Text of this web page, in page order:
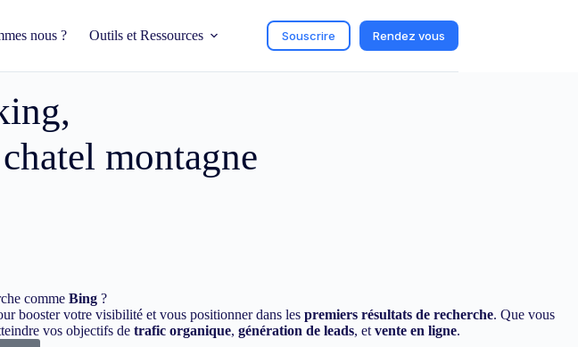
nous ? Outils et Ressources Souscrire Rendez vous
montagne
comme Bing ?
booster votre visibilité et vous positionner dans les premiers résultats de recherche. Que vous
vos objectifs de trafic organique, génération de leads, et vente en ligne.